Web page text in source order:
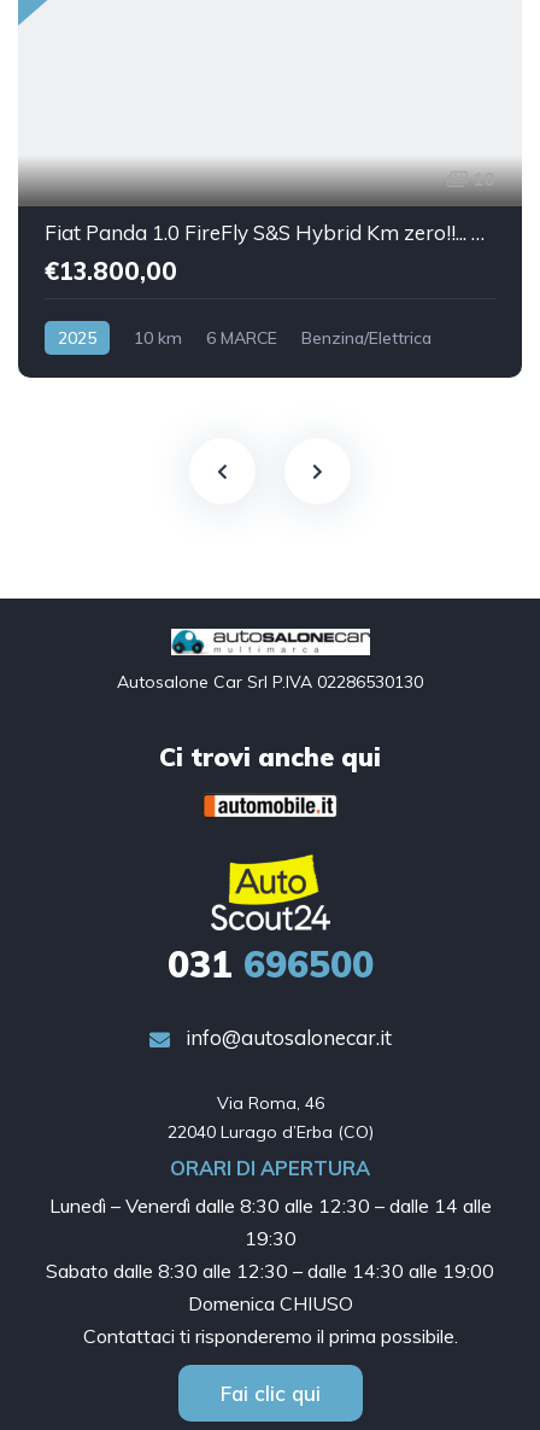
10
Fiat Panda 1.0 FireFly S&S Hybrid Km zero!!... 5 posti
€13.800,00
2025 10 km 6 MARCE
Benzina/Elettrica
Autosalone Car Srl P.IVA 02286530130
Ci trovi anche qui
031 696500
info@autosalonecar.it
Via Roma, 46
22040 Lurago d’Erba (CO)
ORARI DI APERTURA
Lunedì – Venerdì dalle 8:30 alle 12:30 – dalle 14 alle
19:30
Sabato dalle 8:30 alle 12:30 – dalle 14:30 alle 19:00
Domenica CHIUSO
Contattaci ti risponderemo il prima possibile.
Fai clic qui